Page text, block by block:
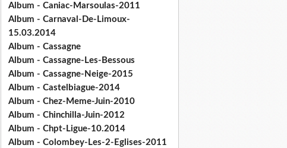
Album - Caniac-Marsoulas-2011
Album - Carnaval-De-Limoux-
15.03.2014
Album - Cassagne
Album - Cassagne-Les-Bessous
Album - Cassagne-Neige-2015
Album - Castelbiague-2014
Album - Chez-Meme-Juin-2010
Album - Chinchilla-Juin-2012
Album - Chpt-Ligue-10.2014
Album - Colombey-Les-2-Eglises-2011